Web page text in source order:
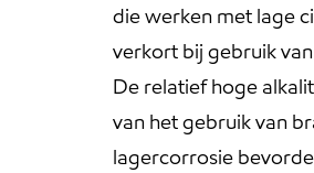
die werken met lage
verkort bij gebruik
De relatief hoge
van het gebruik van
lagercorrosie